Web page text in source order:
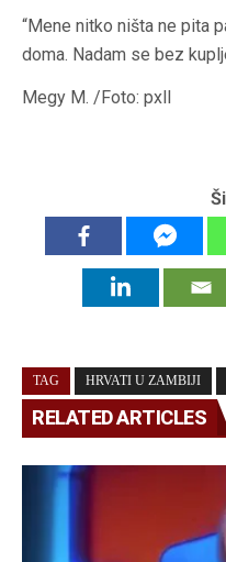
“Mene nitko ništa ne pita
doma. Nadam se bez
Megy M. /Foto: pxll
TAG HRVATI U ZAMBIJI
RELATED ARTICLES